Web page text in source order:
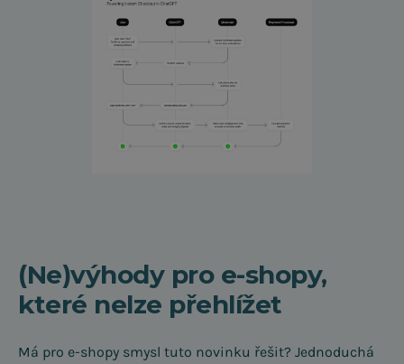
(Ne)výhody pro e-shopy,
které nelze přehlížet
Má pro e-shopy smysl tuto novinku řešit? Jednoduchá